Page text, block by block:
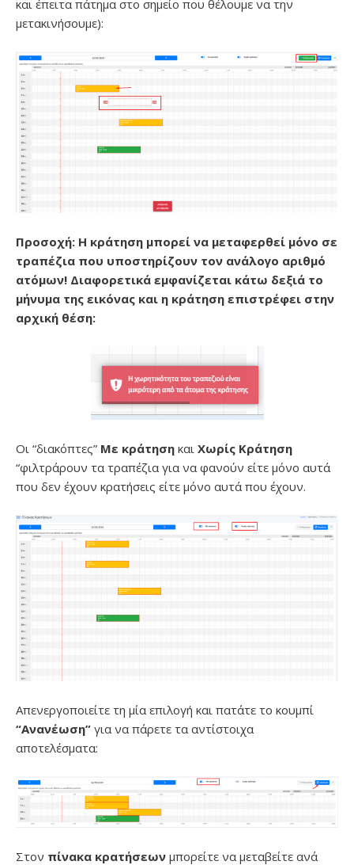
και έπειτα πάτημα στο σημείο που θέλουμε να την
μετακινήσουμε):
Προσοχή: Η κράτηση μπορεί να μεταφερθεί μόνο σε
τραπέζια που υποστηρίζουν τον ανάλογο αριθμό
ατόμων! Διαφορετικά εμφανίζεται κάτω δεξιά το
μήνυμα της εικόνας και η κράτηση επιστρέφει στην
αρχική θέση:
Οι “διακόπτες” Με κράτηση και Χωρίς Κράτηση
“φιλτράρουν τα τραπέζια για να φανούν είτε μόνο αυτά
που δεν έχουν κρατήσεις είτε μόνο αυτά που έχουν.
Απενεργοποιείτε τη μία επιλογή και πατάτε το κουμπί
“Ανανέωση” για να πάρετε τα αντίστοιχα
αποτελέσματα:
Στον πίνακα κρατήσεων μπορείτε να μεταβείτε ανά